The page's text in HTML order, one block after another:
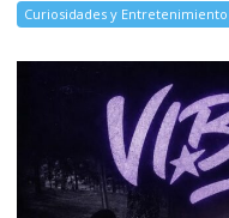
Curiosidades y Entretenimiento